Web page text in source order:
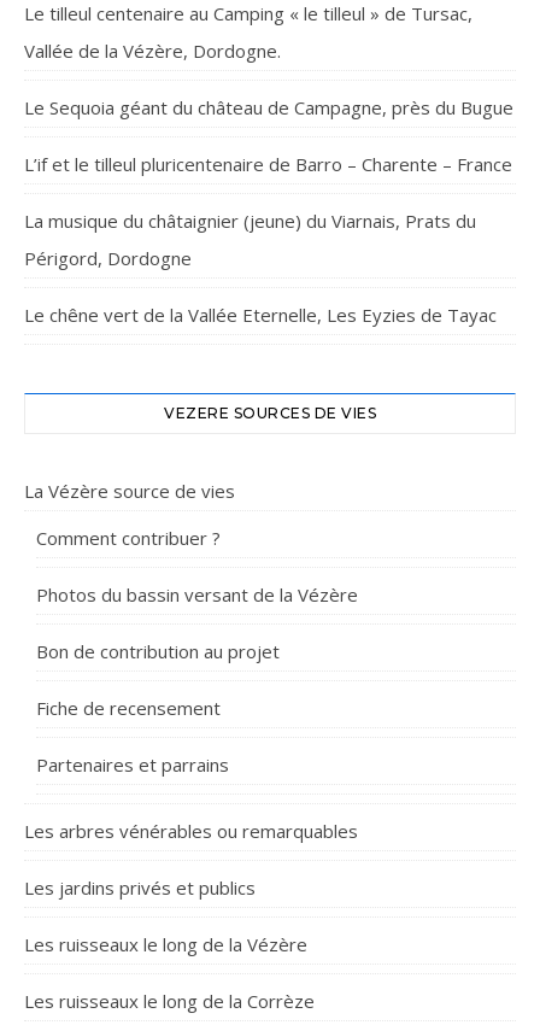
Le tilleul centenaire au Camping « le tilleul » de Tursac,
Vallée de la Vézère, Dordogne.
Le Sequoia géant du château de Campagne, près du Bugue
L’if et le tilleul pluricentenaire de Barro – Charente – France
La musique du châtaignier (jeune) du Viarnais, Prats du
Périgord, Dordogne
Le chêne vert de la Vallée Eternelle, Les Eyzies de Tayac
VEZERE SOURCES DE VIES
La Vézère source de vies
Comment contribuer ?
Photos du bassin versant de la Vézère
Bon de contribution au projet
Fiche de recensement
Partenaires et parrains
Les arbres vénérables ou remarquables
Les jardins privés et publics
Les ruisseaux le long de la Vézère
Les ruisseaux le long de la Corrèze